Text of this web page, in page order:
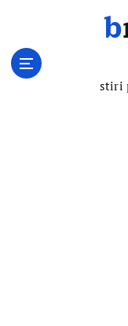
brandINF
stiri